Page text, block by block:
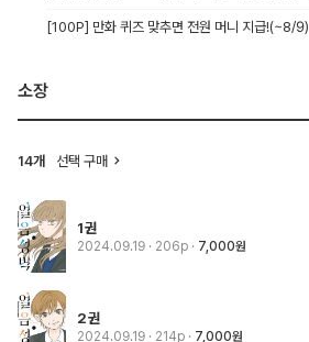
[100P] 만화 퀴즈 맞추면 전원 머니 지급!(~8/9)
소장
14개 선택 구매
1권
2024.09.19 · 206p 7,000원
2권
2024.09.19 · 214p 7,000원